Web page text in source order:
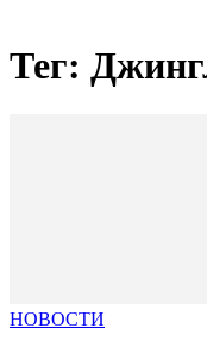
Тег:
НОВОСТИ